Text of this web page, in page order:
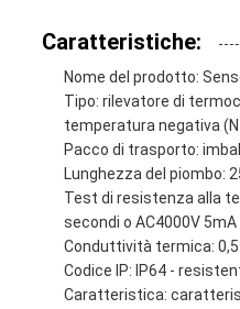
Caratteristiche:
Nome del prodotto:
Tipo: rilevatore di
temperatura negativa
Pacco di trasporto:
Lunghezza del piombo:
Test di resistenza alla
secondi o AC4000V
Conduttività termica: 0,5
Codice IP: IP64 -
Caratteristica: